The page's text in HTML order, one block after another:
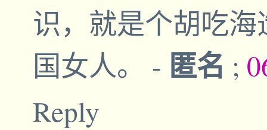
识，就是个胡吃
国女人。 - 匿名 ;
Reply